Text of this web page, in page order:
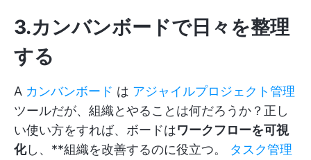
3.カンバンボードで日々を整理
する
A カンバンボード は アジャイルプロジェクト管理
ツールだが、組織とやることは何だろうか？正し
い使い方をすれば、ボードはワークフローを可視
化し、**組織を改善するのに役立つ。 タスク管理